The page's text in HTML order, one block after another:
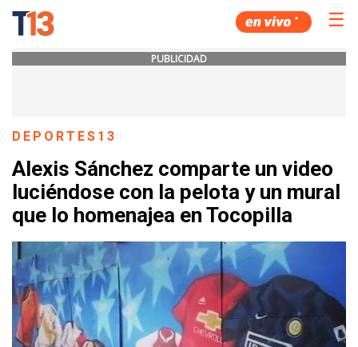
☰
PUBLICIDAD
DEPORTES13
Alexis Sánchez comparte un video
luciéndose con la pelota y un mural
que lo homenajea en Tocopilla